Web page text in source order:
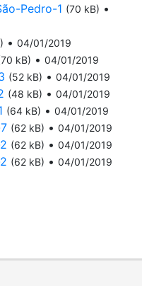
Pedro-1 (70 kB) •
• 04/01/2019
kB) • 04/01/2019
(52 kB) • 04/01/2019
(48 kB) • 04/01/2019
(64 kB) • 04/01/2019
(62 kB) • 04/01/2019
(62 kB) • 04/01/2019
(62 kB) • 04/01/2019